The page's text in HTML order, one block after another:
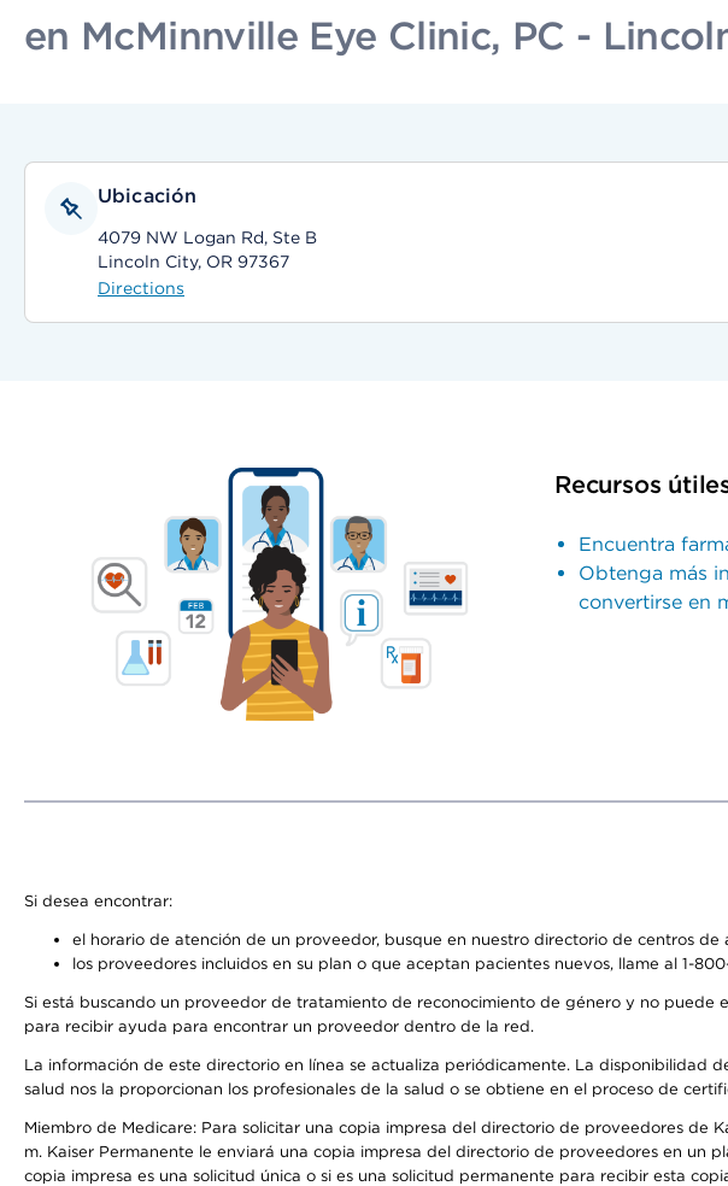
en McMinnville Eye Clinic, PC -
Ubicación
4079 NW Logan Rd, Ste B
Lincoln City, OR 97367
Directions
Recursos
Encuentra
Obtenga más
convertirse en
Si desea encontrar:
el horario de atención de un proveedor, busque en nuestro directorio de centros de
los proveedores incluidos en su plan o que aceptan pacientes nuevos, llame al 1-
Si está buscando un proveedor de tratamiento de reconocimiento de género y no puede
para recibir ayuda para encontrar un proveedor dentro de la red.
La información de este directorio en línea se actualiza periódicamente. La disponibilidad
salud nos la proporcionan los profesionales de la salud o se obtiene en el proceso de
Miembro de Medicare: Para solicitar una copia impresa del directorio de proveedores de
m. Kaiser Permanente le enviará una copia impresa del directorio de proveedores en un
copia impresa es una solicitud única o si es una solicitud permanente para recibir esta